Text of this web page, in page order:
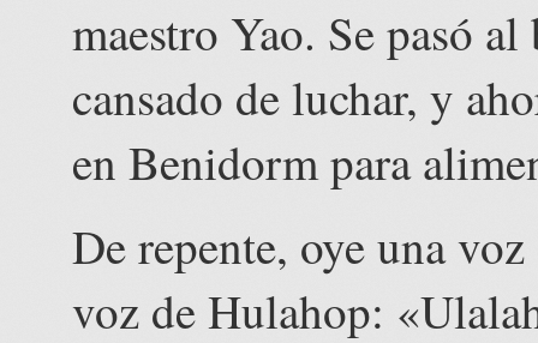
maestro Yao. Se pasó
cansado de luchar, y
en Benidorm para
De repente, oye una
voz de Hulahop: